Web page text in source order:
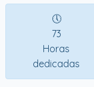
🕔
73
Horas
dedicadas